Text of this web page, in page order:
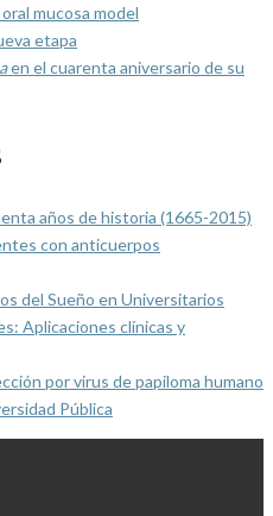
mucosa model
etapa
en el cuarenta aniversario de su
años de historia (1665-2015)
con anticuerpos
del Sueño en Universitarios
Aplicaciones clínicas y
por virus de papiloma humano
Pública